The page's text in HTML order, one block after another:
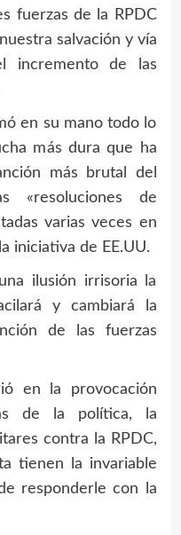
fuerzas de la RPDC
salvación y vía
incremento de las
en su mano todo lo
más dura que ha
más brutal del
«resoluciones de
varias veces en
iniciativa de EE.UU.
ilusión irrisoria la
y cambiará la
de las fuerzas
en la provocación
de la política, la
contra la RPDC,
tienen la invariable
responderle con la